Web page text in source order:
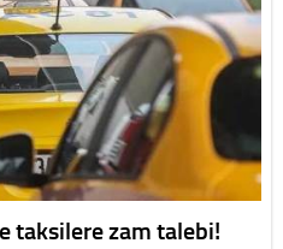
taksilere zam talebi!